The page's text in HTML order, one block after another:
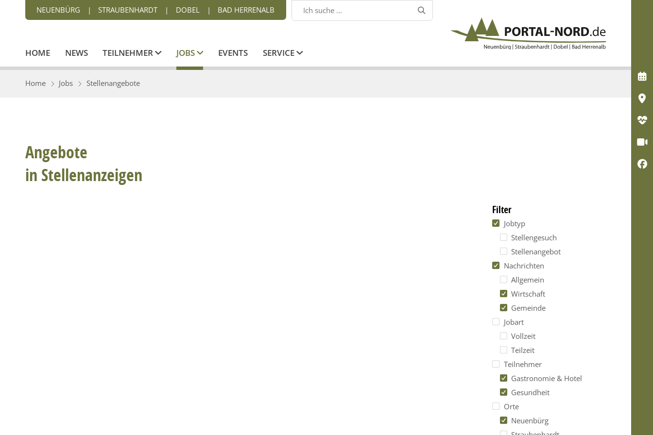
NEUENBÜRG | STRAUBENHARDT | DOBEL | BAD HERRENALB 
HOME NEWS TEILNEHMER JOBS EVENTS SERVICE
Home Jobs Stellenangebote
Angebote
in Stellenanzeigen
Filter
Jobtyp
Stellengesuch
Stellenangebot
Nachrichten
Allgemein
Wirtschaft
Gemeinde
Jobart
Vollzeit
Teilzeit
Teilnehmer
Gastronomie & Hotel
Gesundheit
Orte
Neuenbürg




